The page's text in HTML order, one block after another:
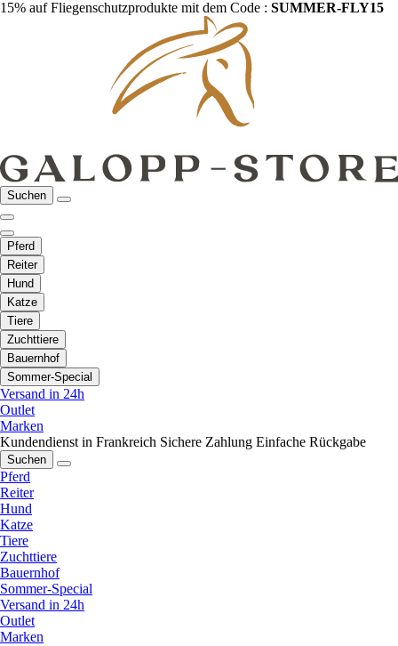
15% auf Fliegenschutzprodukte mit dem Code : SUMMER-FLY15
Suchen
Pferd
Reiter
Hund
Katze
Tiere
Zuchttiere
Bauernhof
Sommer-Special
Versand in 24h
Outlet
Marken
Kundendienst in Frankreich Sichere Zahlung Einfache Rückgabe
Suchen
Pferd
Reiter
Hund
Katze
Tiere
Zuchttiere
Bauernhof
Sommer-Special
Versand in 24h
Outlet
Marken